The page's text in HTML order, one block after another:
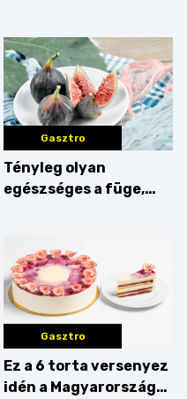
Gasztro
Tényleg olyan
egészséges a füge,
Gasztro
Ez a 6 torta versenyez
idén a Magyarország